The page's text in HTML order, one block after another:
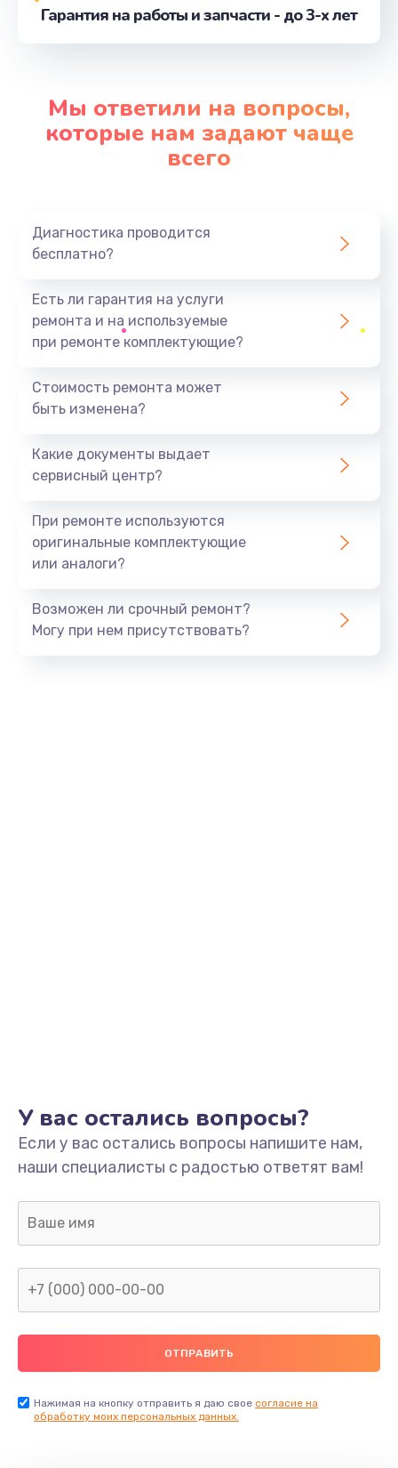
Гарантия на работы и запчасти - до 3-х лет
Мы ответили на вопросы,
которые нам задают чаще
всего
Диагностика проводится
бесплатно?
Есть ли гарантия на услуги
ремонта и на используемые
при ремонте комплектующие?
Стоимость ремонта может
быть изменена?
Какие документы выдает
сервисный центр?
При ремонте используются
оригинальные комплектующие
или аналоги?
Возможен ли срочный ремонт?
Могу при нем присутствовать?
У вас остались вопросы?
Если у вас остались вопросы напишите нам,
наши специалисты с радостью ответят вам!
Нажимая на кнопку отправить я даю свое согласие на
обработку моих персональных данных.